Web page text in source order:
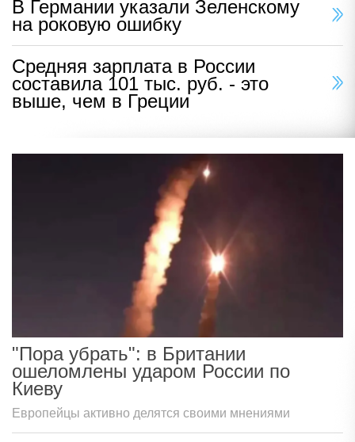
В Германии указали Зеленскому
на роковую ошибку
Средняя зарплата в России
составила 101 тыс. руб. - это
выше, чем в Греции
"Пора убрать": в Британии
ошеломлены ударом России по
Киеву
Европейцы активно делятся своими мнениями